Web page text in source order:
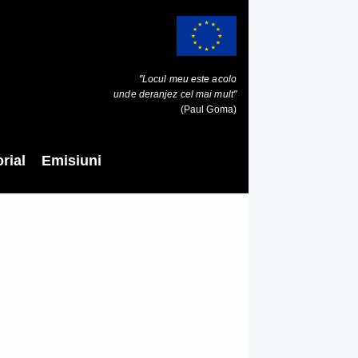
"Locul meu este acolo
unde deranjez cel mai mult"
(Paul Goma)
Emisiuni